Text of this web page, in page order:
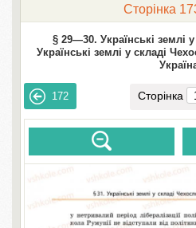
Сторінка
§ 29—30. Українські землі
Українські землі у складі
172 Сторінка